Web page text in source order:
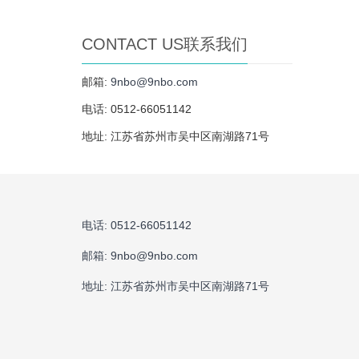
CONTACT US联系我们
邮箱: 9nbo@9nbo.com
电话: 0512-66051142
地址: 江苏省苏州市吴中区南湖路71号
电话: 0512-66051142
邮箱: 9nbo@9nbo.com
地址: 江苏省苏州市吴中区南湖路71号